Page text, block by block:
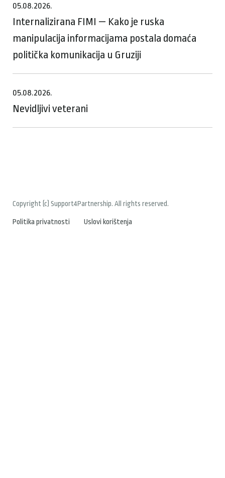
05.08.2026.
Internalizirana FIMI — Kako je ruska
manipulacija informacijama postala domaća
politička komunikacija u Gruziji
05.08.2026.
Nevidljivi veterani
Copyright (c) Support4Partnership. All rights reserved.
Politika privatnosti Uslovi korištenja